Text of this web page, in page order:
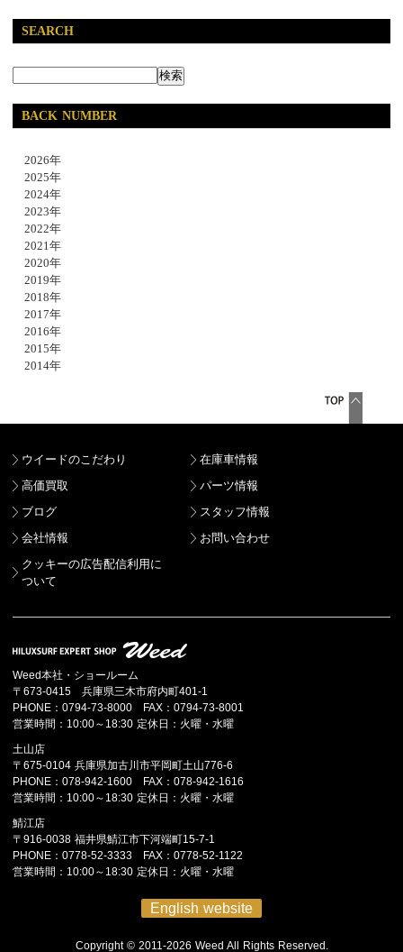
SEARCH
BACK NUMBER
2026年
2025年
2024年
2023年
2022年
2021年
2020年
2019年
2018年
2017年
2016年
2015年
2014年
ウイードのこだわり
在庫車情報
高価買取
パーツ情報
ブログ
スタッフ情報
会社情報
お問い合わせ
クッキーの広告配信利用に
ついて
Weed本社・ショールーム
〒673-0415 兵庫県三木市府内町401-1
PHONE：0794-73-8000 FAX：0794-73-8001
営業時間：10:00～18:30 定休日：火曜・水曜
土山店
〒675-0104 兵庫県加古川市平岡町土山776-6
PHONE：078-942-1600 FAX：078-942-1616
営業時間：10:00～18:30 定休日：火曜・水曜
鯖江店
〒916-0038 福井県鯖江市下河端町15-7-1
PHONE：0778-52-3333 FAX：0778-52-1122
営業時間：10:00～18:30 定休日：火曜・水曜
English website
Copyright © 2011-2026 Weed All Rights Reserved.